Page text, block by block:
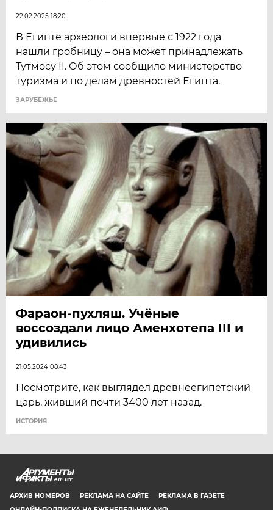
22.02.2025 18:20
В Египте археологи впервые с 1922 года
нашли гробницу – она может принадлежать
Тутмосу II. Об этом сообщило министерство
туризма и по делам древностей Египта.
ЗАРУБЕЖЬЕ
Фараон-пухляш. Учёные
воссоздали лицо Аменхотепа III и
удивились
21.05.2024 08:43
Посмотрите, как выглядел древнеегипетский
царь, живший почти 3400 лет назад.
ИСТОРИЯ
AIF.BY
АРХИВ НОМЕРОВ РЕКЛАМА НА САЙТЕ
РЕКЛАМА В ГАЗЕТЕ